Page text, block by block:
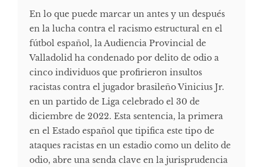
En lo que puede marcar un antes y un después
en la lucha contra el racismo estructural en el
fútbol español, la Audiencia Provincial de
Valladolid ha condenado por delito de odio a
cinco individuos que profirieron insultos
racistas contra el jugador brasileño Vinicius Jr.
en un partido de Liga celebrado el 30 de
diciembre de 2022. Esta sentencia, la primera
en el Estado español que tipifica este tipo de
ataques racistas en un estadio como un delito de
odio, abre una senda clave en la jurisprudencia